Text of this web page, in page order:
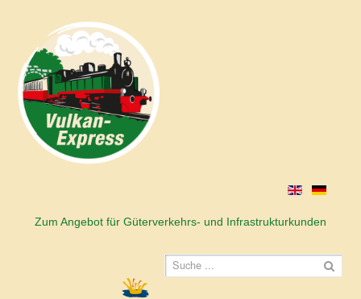
Zum Angebot für Güterverkehrs- und Infrastrukturkunden